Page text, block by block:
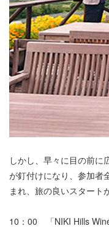
しかし、早々に目の前に
が釘付けになり、参加者
まれ、旅の良いスタート
10：00 「NIKI Hills